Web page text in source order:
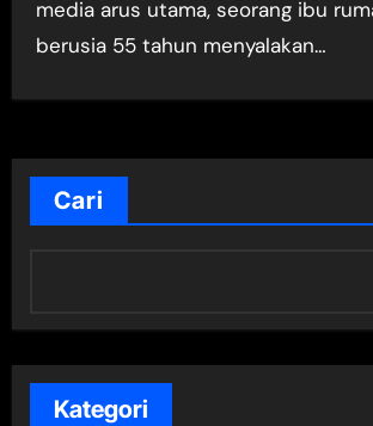
media arus utama, seorang ibu
berusia 55 tahun menyalakan…
Cari
Kategori